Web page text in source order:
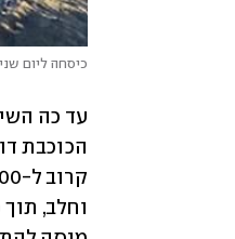
כיסחה ליום
הכוכבת